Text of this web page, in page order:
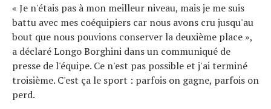
« Je n'étais pas à mon meilleur niveau, mais je me suis
battu avec mes coéquipiers car nous avons cru jusqu'au
bout que nous pouvions conserver la deuxième place »,
a déclaré Longo Borghini dans un communiqué de
presse de l'équipe. Ce n'est pas possible et j'ai terminé
troisième. C'est ça le sport : parfois on gagne, parfois on
perd.